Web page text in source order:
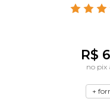
R$
no pix
+